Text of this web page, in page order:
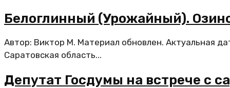
Белоглинный (Урожайный).
Автор: Виктор М. Материал обновлен. Актуальная
Саратовская область...
Депутат Госдумы на встрече с